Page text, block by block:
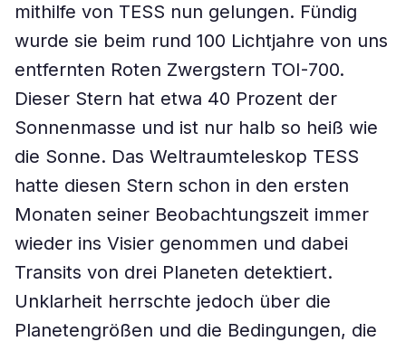
mithilfe von TESS nun gelungen. Fündig
wurde sie beim rund 100 Lichtjahre von uns
entfernten Roten Zwergstern TOI-700.
Dieser Stern hat etwa 40 Prozent der
Sonnenmasse und ist nur halb so heiß wie
die Sonne. Das Weltraumteleskop TESS
hatte diesen Stern schon in den ersten
Monaten seiner Beobachtungszeit immer
wieder ins Visier genommen und dabei
Transits von drei Planeten detektiert.
Unklarheit herrschte jedoch über die
Planetengrößen und die Bedingungen, die